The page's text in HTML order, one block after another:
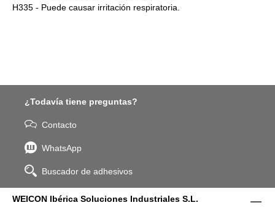
H335 - Puede causar irritación respiratoria.
¿Todavía tiene preguntas?
Contacto
WhatsApp
Buscador de adhesivos
WEICON Ibérica Soluciones Industriales S.L.